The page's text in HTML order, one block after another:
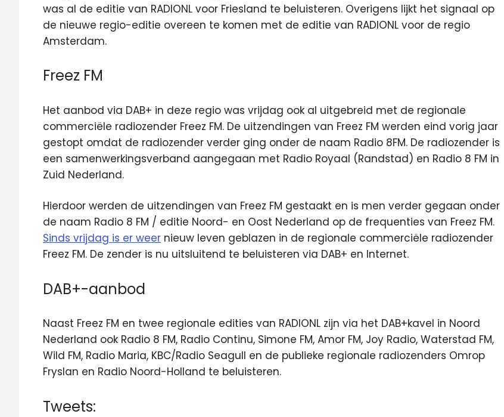
was al de editie van RADIONL voor Friesland te beluisteren. Overigens lijkt het signaal op
de nieuwe regio-editie overeen te komen met de editie van RADIONL voor de regio
Amsterdam.
Freez FM
Het aanbod via DAB+ in deze regio was vrijdag ook al uitgebreid met de regionale
commerciële radiozender Freez FM. De uitzendingen van Freez FM werden eind vorig jaar
gestopt omdat de radiozender verder ging onder de naam Radio 8FM. De radiozender is
een samenwerkingsverband aangegaan met Radio Royaal (Randstad) en Radio 8 FM in
Zuid Nederland.
Hierdoor werden de uitzendingen van Freez FM gestaakt en is men verder gegaan onder
de naam Radio 8 FM / editie Noord- en Oost Nederland op de frequenties van Freez FM.
Sinds vrijdag is er weer nieuw leven geblazen in de regionale commerciële radiozender
Freez FM. De zender is nu uitsluitend te beluisteren via DAB+ en Internet.
DAB+-aanbod
Naast Freez FM en twee regionale edities van RADIONL zijn via het DAB+kavel in Noord
Nederland ook Radio 8 FM, Radio Continu, Simone FM, Amor FM, Joy Radio, Waterstad FM,
Wild FM, Radio Maria, KBC/Radio Seagull en de publieke regionale radiozenders Omrop
Fryslan en Radio Noord-Holland te beluisteren.
Tweets: